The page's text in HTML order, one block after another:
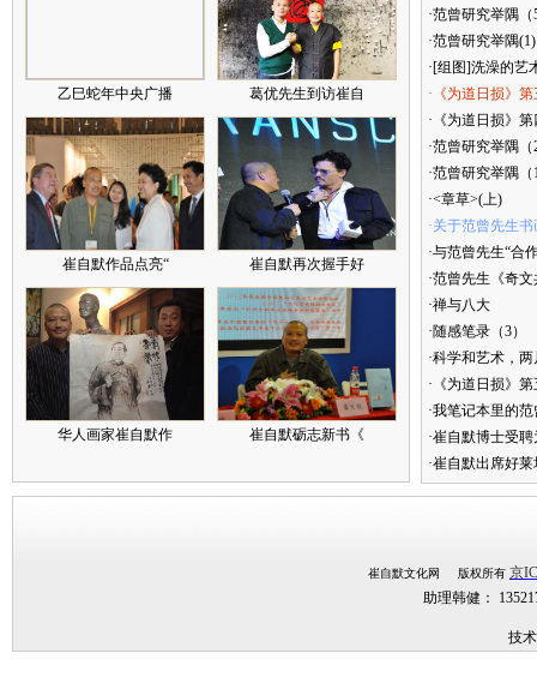
乙巳蛇年中央广播 葛优先生到访崔自
崔自默作品点亮“ 崔自默再次握手好
华人画家崔自默作 崔自默砺志新书《
·范曾研究举隅（
·范曾研究举隅(1)
·[组图]洗澡的艺
·《为道日损》
·《为道日损》
·范曾研究举隅（
·范曾研究举隅（
·<章草>(上)
·关于范曾先生
·与范曾先生“合
·范曾先生《奇
·禅与八大
·随感笔录（3）
·科学和艺术，
·《为道日损》
·我笔记本里的
·崔自默博士受
·崔自默出席好
崔自默文化网 版权所有 京
助理韩健：
技